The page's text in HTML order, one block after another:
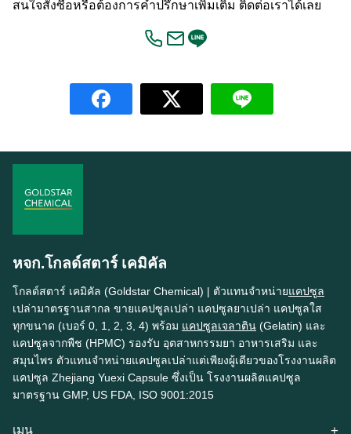
สนใจสั่งซื้อหรือต้องการคำปรึกษาเพิ่มเติม ติดต่อเราได้เลย
หจก.โกลด์สตาร์ เคมิคัล
โกลด์สตาร์ เคมิคัล (Goldstar Chemical) | ตัวแทนจำหน่ายแคปซูล
เปล่ามาตรฐานสากล ขายแคปซูลเปล่า แคปซูลยาเปล่า แคปซูลใส
ทุกขนาด (เบอร์ 0, 1, 2, 3, 4) พร้อม แคปซูลเจลาติน (Gelatin) และ
แคปซูลจากพืช (HPMC) รองรับ อุตสาหกรรมยา อาหารเสริม และ
สมุนไพร ตัวแทนจำหน่ายแคปซูลเปล่าแต่เพียงผู้เดียวของโรงงานผลิต
แคปซูล Zhejiang Yuexi Capsule ซึ่งเป็น โรงงานผลิตแคปซูล
มาตรฐาน GMP, US FDA, ISO 9001:2015
เมนู